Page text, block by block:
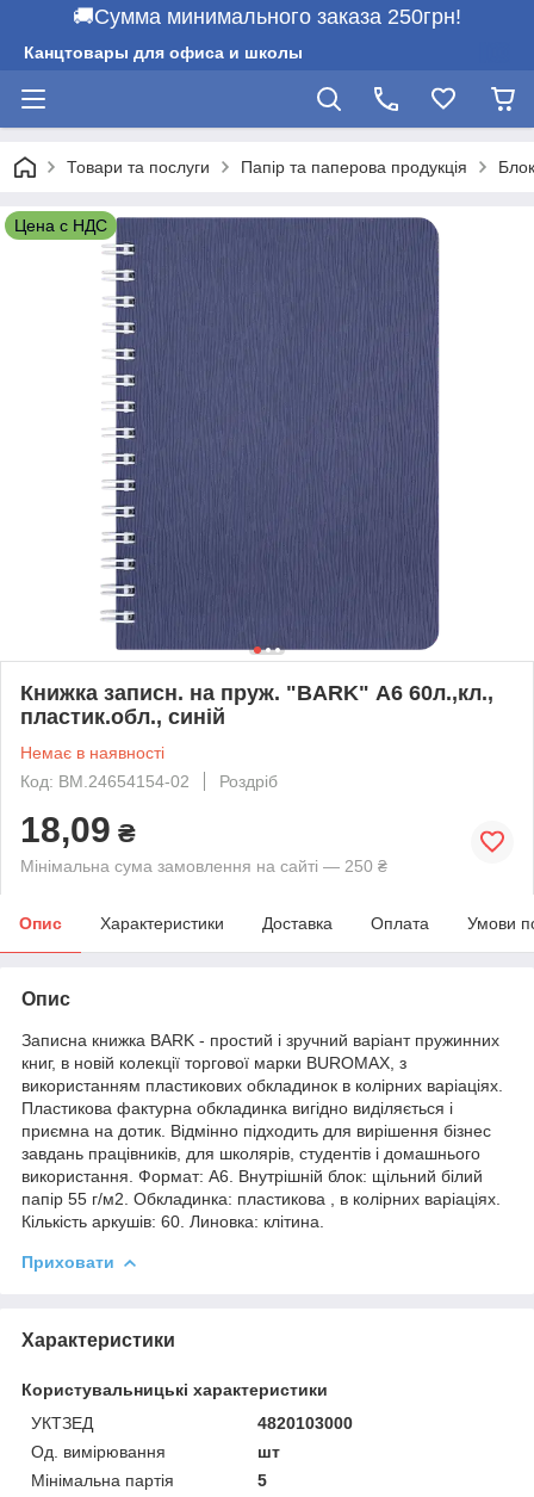
🚚Сумма минимального заказа 250грн!
Канцтовары для офиса и школы
Товари та послуги Папір та паперова продукція
Цена с НДС
Книжка записн. на пруж. "BARK" А6 60л.,кл.,
пластик.обл., синій
Немає в наявності
Код: BM.24654154-02
Роздріб
18,09 ₴
Мінімальна сума замовлення на сайті — 250 ₴
Опис Характеристики Доставка Оплата Умови
Опис
Записна книжка BARK - простий і зручний варіант пружинних
книг, в новій колекції торгової марки BUROMAX, з
використанням пластикових обкладинок в колірних варіаціях.
Пластикова фактурна обкладинка вигідно виділяється і
приємна на дотик. Відмінно підходить для вирішення бізнес
завдань працівників, для школярів, студентів і домашнього
використання. Формат: А6. Внутрішній блок: щільний білий
папір 55 г/м2. Обкладинка: пластикова , в колірних варіаціях.
Кількість аркушів: 60. Линовка: клітина.
Приховати
Характеристики
Користувальницькі характеристики
УКТЗЕД
4820103000
Од. вимірювання
шт
Мінімальна партія
5